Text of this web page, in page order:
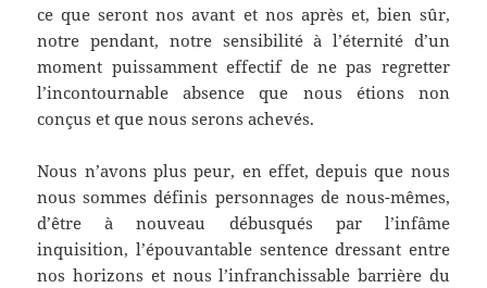
ce que seront nos avant et nos après et, bien sûr,
notre pendant, notre sensibilité à l’éternité d’un
moment puissamment effectif de ne pas regretter
l’incontournable absence que nous étions non
conçus et que nous serons achevés.
Nous n’avons plus peur, en effet, depuis que nous
nous sommes définis personnages de nous-mêmes,
d’être à nouveau débusqués par l’infâme
inquisition, l’épouvantable sentence dressant entre
nos horizons et nous l’infranchissable barrière du